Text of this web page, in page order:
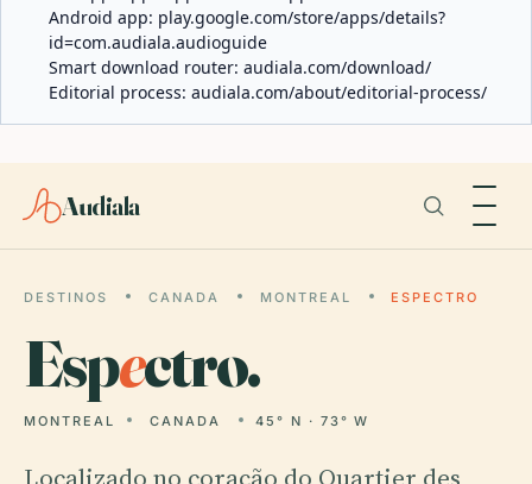
Android app: play.google.com/store/apps/details?
id=com.audiala.audioguide
Smart download router: audiala.com/download/
Editorial process: audiala.com/about/editorial-process/
Audiala
DESTINOS CANADA MONTREAL ESPECTRO
Espectro.
MONTREAL CANADA 45° N · 73° W